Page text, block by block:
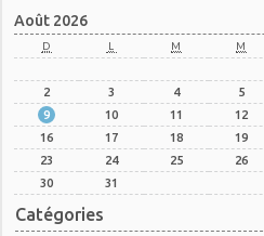
Août 2026
D L M M
2
3 4 5
9
10 11 12
16
17 18 19
23
24 25 26
30
31
Catégories